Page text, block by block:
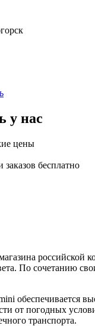
у нас
цены
бесплатно
российской
По сочетанию
от погодных
транспорта.